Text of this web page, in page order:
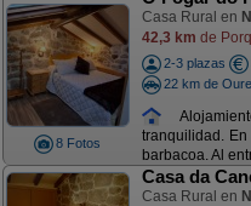
8 Fotos
Casa Rural en
42,3 km de
2-3 plazas
22 km de
tranquilidad.
barbacoa. Al
Casa da
Casa Rural en